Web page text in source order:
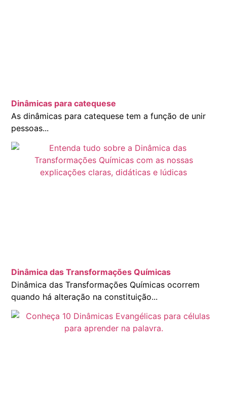
Dinâmicas para catequese
As dinâmicas para catequese tem a função de unir
pessoas...
Dinâmica das Transformações Químicas
Dinâmica das Transformações Químicas ocorrem
quando há alteração na constituição...